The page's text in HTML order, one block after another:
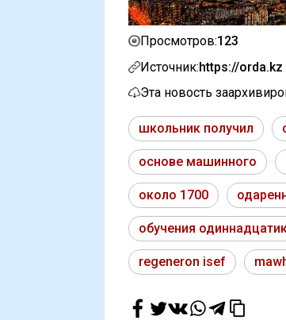
Просмотров:123
Источник:https://orda.kz
Эта новость
школьник получил
основе машинного
около 1700
обучения
regeneron isef